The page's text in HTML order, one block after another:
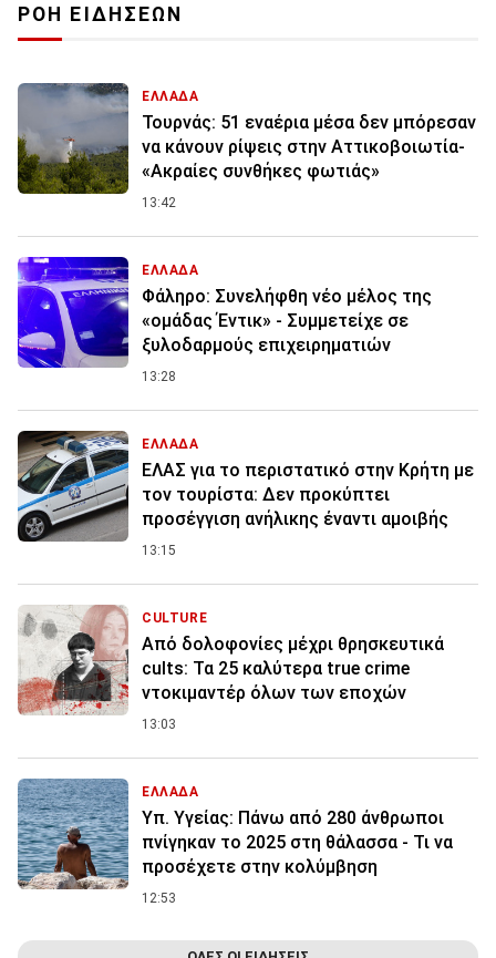
ΡΟΗ ΕΙΔΗΣΕΩΝ
ΕΛΛΑΔΑ
Τουρνάς: 51 εναέρια μέσα δεν μπόρεσαν
να κάνουν ρίψεις στην Αττικοβοιωτία-
«Ακραίες συνθήκες φωτιάς»
13:42
ΕΛΛΑΔΑ
Φάληρο: Συνελήφθη νέο μέλος της
«ομάδας Έντικ» - Συμμετείχε σε
ξυλοδαρμούς επιχειρηματιών
13:28
ΕΛΛΑΔΑ
ΕΛΑΣ για το περιστατικό στην Κρήτη με
τον τουρίστα: Δεν προκύπτει
προσέγγιση ανήλικης έναντι αμοιβής
13:15
CULTURE
Από δολοφονίες μέχρι θρησκευτικά
cults: Τα 25 καλύτερα true crime
ντοκιμαντέρ όλων των εποχών
13:03
ΕΛΛΑΔΑ
Υπ. Υγείας: Πάνω από 280 άνθρωποι
πνίγηκαν το 2025 στη θάλασσα - Τι να
προσέχετε στην κολύμβηση
12:53